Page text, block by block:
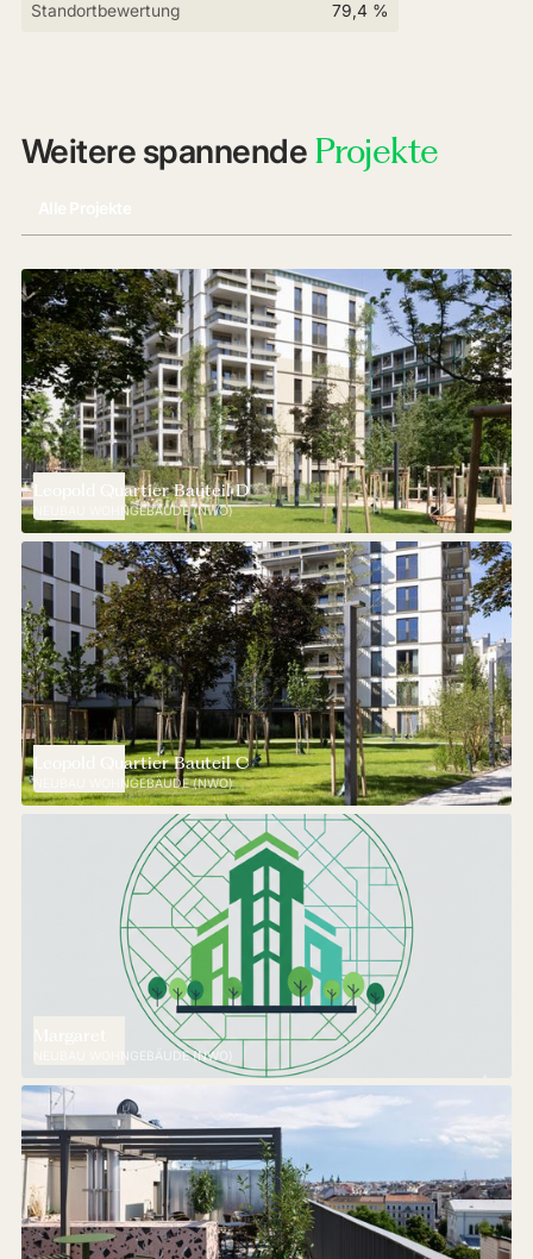
Standortbewertung 79,4 %
Weitere spannende Projekte
Leopold Quartier Bauteil D
NEUBAU WOHNGEBÄUDE (NWO)
Leopold Quartier Bauteil C
NEUBAU WOHNGEBÄUDE (NWO)
NEUBAU WOHNGEBÄUDE (NWO)